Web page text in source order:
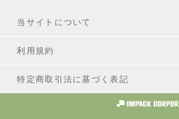
当サイトについて
利用規約
特定商取引法に基づく表記